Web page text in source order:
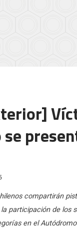
compartirán
participación de
en el